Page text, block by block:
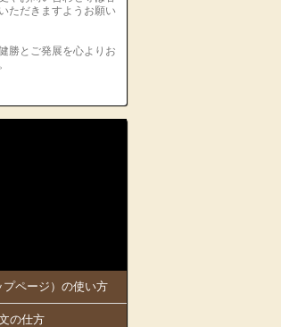
ただきますようお願い
勝とご発展を心よりお
都でもお楽しみくださ
!人気商品の「まねき
を隠し味に使ったり
き」でしかできない味
ページ）の使い方
の仕方